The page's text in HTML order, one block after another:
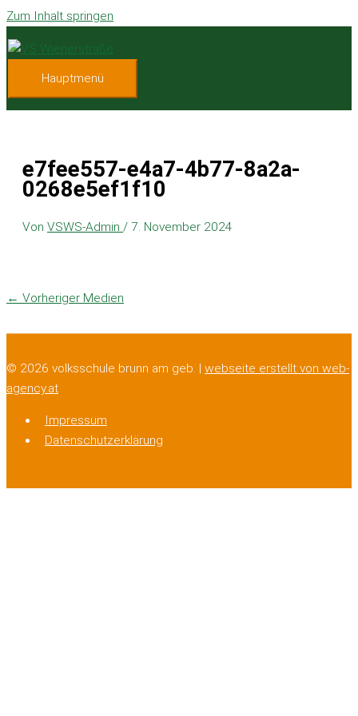
Zum Inhalt springen
Hauptmenü
e7fee557-e4a7-4b77-8a2a-
0268e5ef1f10
Von VSWS-Admin / 7. November 2024
← Vorheriger Medien
© 2026 volksschule brunn am geb. | webseite erstellt von web-
agency.at
Impressum
Datenschutzerklärung